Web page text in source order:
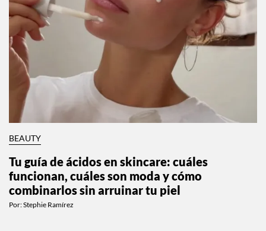
BEAUTY
Tu guía de ácidos en skincare: cuáles
funcionan, cuáles son moda y cómo
combinarlos sin arruinar tu piel
Por:Stephie Ramírez